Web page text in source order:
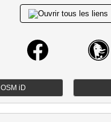
OSM iD